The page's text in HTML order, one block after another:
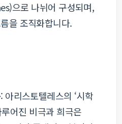
으로 나뉘어 구성되며,
을 조직화합니다.
: 아리스토텔레스의 ‘시학
어진 비극과 희극은